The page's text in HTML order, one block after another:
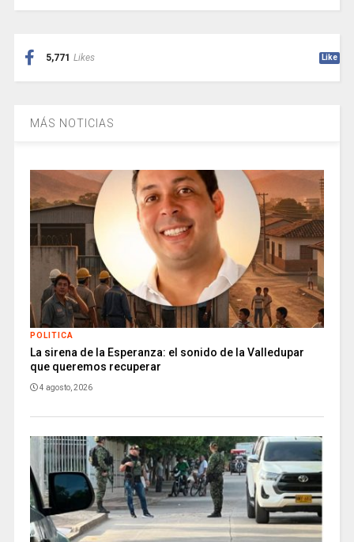
5,771 Likes Like
MÁS NOTICIAS
POLITICA
La sirena de la Esperanza: el sonido de la Valledupar
que queremos recuperar
4 agosto, 2026